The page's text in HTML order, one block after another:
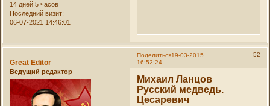
14 дней 5 часов
Последний визит:
06-07-2021 14:46:01
Поделиться 52
19-03-2015
16:52:24
Great Editor
Ведущий редактор
Михаил Ланцов
Русский медведь.
Цесаревич